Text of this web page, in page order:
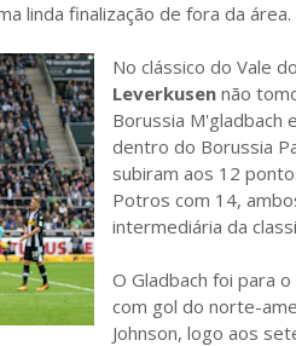
linda finalização de fora da área.
No clássico do Vale
Leverkusen não
Borussia M'gladbach
dentro do Borussia
subiram aos 12
Potros com 14,
intermediária da
O Gladbach foi para
com gol do norte-
Johnson, logo aos